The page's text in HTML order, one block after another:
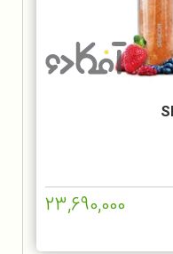
23,690,000